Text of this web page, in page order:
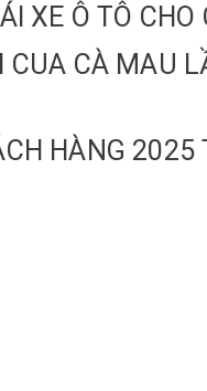
XE Ô TÔ
CUA CÀ MAU
HÀNG